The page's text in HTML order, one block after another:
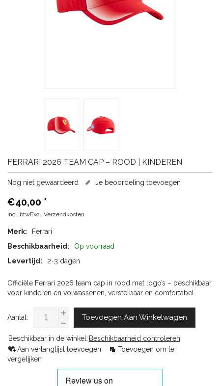
FERRARI 2026 TEAM CAP – ROOD | KINDEREN
Nog niet gewaardeerd Je beoordeling toevoegen
€40,00 *
Incl. btwExcl. Verzendkosten
Merk:
Ferrari
Beschikbaarheid:
Op voorraad
Levertijd:
2-3 dagen
Officiële Ferrari 2026 team cap in rood met logo’s – beschikbaar
voor kinderen en volwassenen, verstelbaar en comfortabel.
Aantal: Toevoegen Aan Winkelwagen
Beschikbaar in de winkel: Beschikbaarheid controleren
Aan verlanglijst toevoegen
Toevoegen om te
vergelijken